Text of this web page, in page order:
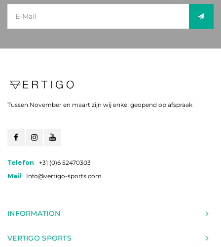
Tussen November en maart zijn wij enkel geopend op afspraak
Telefon
+31 (0)6 52470303
Mail
Info@vertigo-sports.com
INFORMATION
VERTIGO SPORTS